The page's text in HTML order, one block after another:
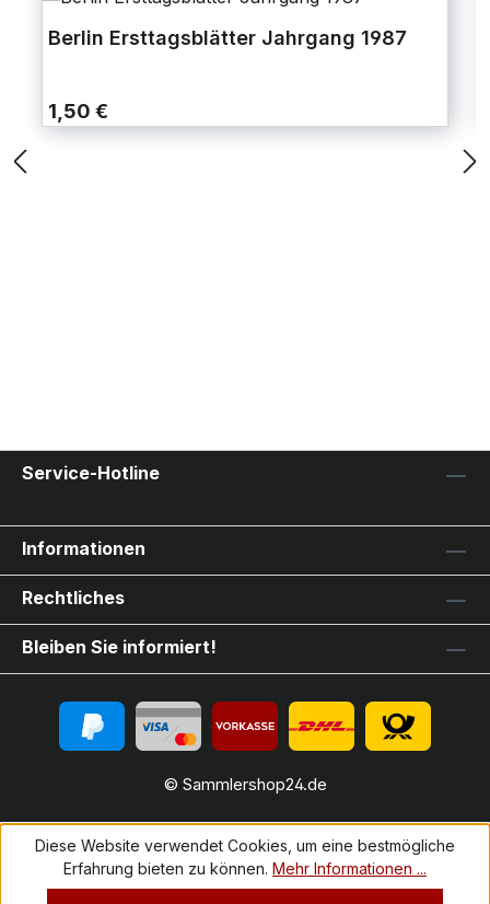
Berlin Ersttagsblätter Jahrgang 1987
1,50 €
Service-Hotline
Informationen
Rechtliches
Bleiben Sie informiert!
© Sammlershop24.de
Diese Website verwendet Cookies, um eine bestmögliche
Erfahrung bieten zu können. Mehr Informationen ...